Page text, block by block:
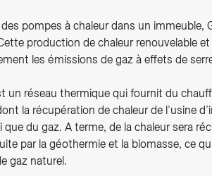
pompes à chaleur dans un immeuble,
production de chaleur renouvelable
les émissions de gaz à effets de
un réseau thermique qui fournit du
la récupération de chaleur de l’usine
que du gaz. A terme, de la chaleur sera
par la géothermie et la biomasse, ce
gaz naturel.